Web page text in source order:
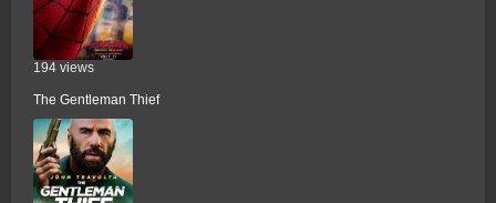
194 views
The Gentleman Thief